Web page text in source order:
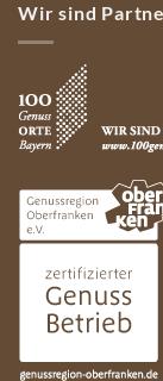
Wir sind